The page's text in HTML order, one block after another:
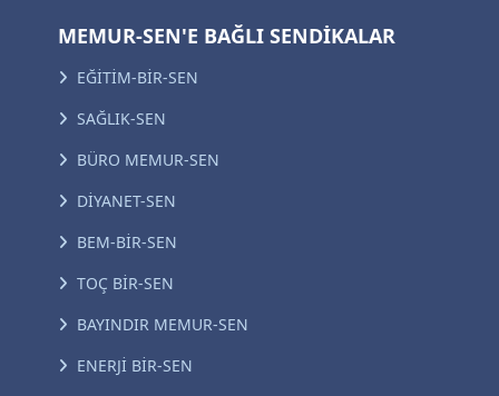
MEMUR-SEN'E BAĞLI SENDİKALAR
EĞİTİM-BİR-SEN
SAĞLIK-SEN
BÜRO MEMUR-SEN
DİYANET-SEN
BEM-BİR-SEN
TOÇ BİR-SEN
BAYINDIR MEMUR-SEN
ENERJİ BİR-SEN